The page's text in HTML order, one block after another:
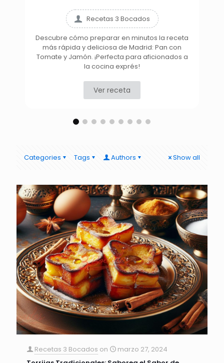
Recetas 3 Bocados
Descubre cómo preparar en minutos la receta
más rápida y deliciosa de Madrid: Pan con
Tomate y Jamón. ¡Perfecta para aficionados a
la cocina exprés!
Ver receta
Categories Tags Authors Show all
Recetas 3 Bocados on
marzo 27, 2024